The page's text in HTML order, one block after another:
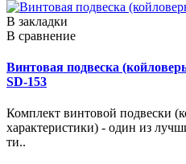
В закладки
В сравнение
Винтовая подвеска
SD-153
Комплект винтовой подвески
характеристики) - один из
ти..